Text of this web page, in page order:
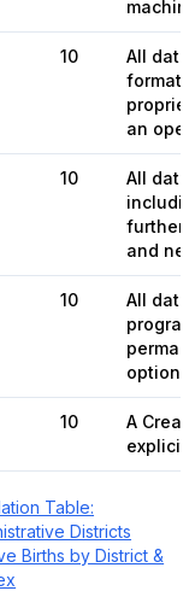
10
All data
format,
an
10
All
further
and
10
All data
options
10
A
Table:
Districts
Births by District &